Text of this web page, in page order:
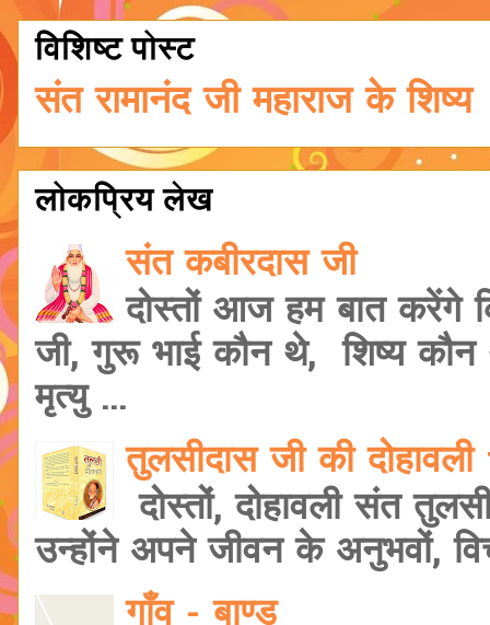
विशिष्ट पोस्ट
संत रामानंद जी महाराज के शिष्य
लोकप्रिय लेख
संत कबीरदास जी
दोस्तों आज हम बात
जी, गुरू भाई कौन थे, शिष्य
मृत्यु ...
तुलसीदास जी की
दोस्तों, दोहावली संत
उन्होंने अपने जीवन के अनुभवों,